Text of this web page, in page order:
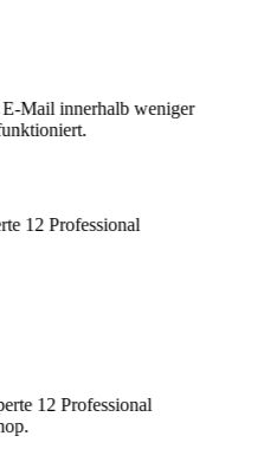
Mail innerhalb weniger
12 Professional
12 Professional